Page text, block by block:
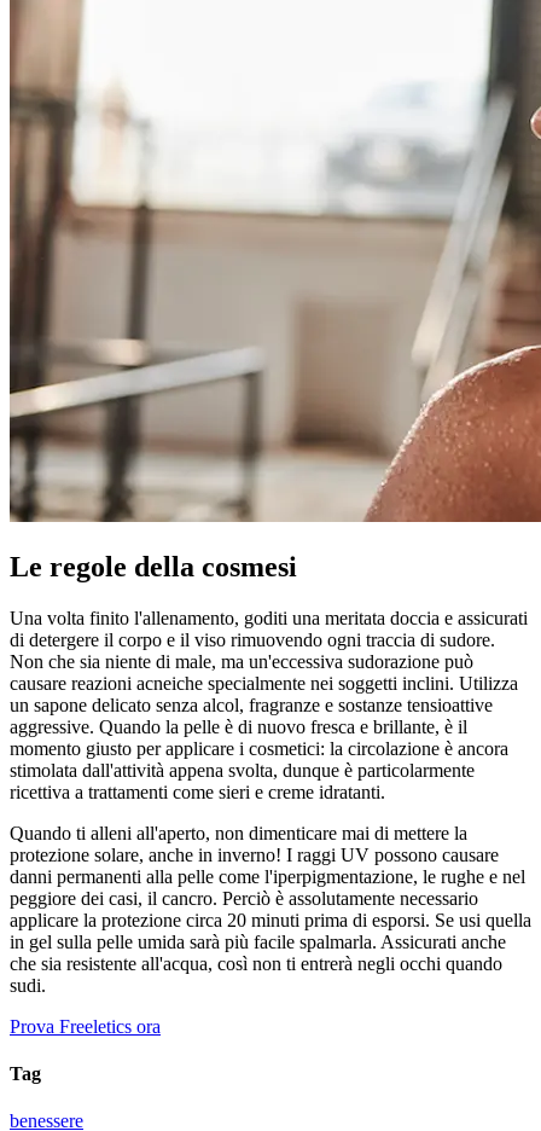
Le regole della cosmesi
Una volta finito l'allenamento, goditi una meritata doccia e assicurati
di detergere il corpo e il viso rimuovendo ogni traccia di sudore.
Non che sia niente di male, ma un'eccessiva sudorazione può
causare reazioni acneiche specialmente nei soggetti inclini. Utilizza
un sapone delicato senza alcol, fragranze e sostanze tensioattive
aggressive. Quando la pelle è di nuovo fresca e brillante, è il
momento giusto per applicare i cosmetici: la circolazione è ancora
stimolata dall'attività appena svolta, dunque è particolarmente
ricettiva a trattamenti come sieri e creme idratanti.
Quando ti alleni all'aperto, non dimenticare mai di mettere la
protezione solare, anche in inverno! I raggi UV possono causare
danni permanenti alla pelle come l'iperpigmentazione, le rughe e nel
peggiore dei casi, il cancro. Perciò è assolutamente necessario
applicare la protezione circa 20 minuti prima di esporsi. Se usi quella
in gel sulla pelle umida sarà più facile spalmarla. Assicurati anche
che sia resistente all'acqua, così non ti entrerà negli occhi quando
sudi.
Prova Freeletics ora
Tag
benessere